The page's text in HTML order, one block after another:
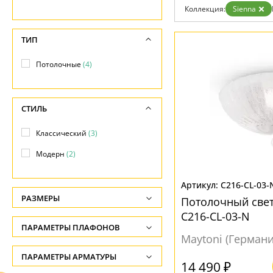
Возврат
Отзывы
Установка
Бренды
Коллекция: Sienna
C216-CL-03-
Потолочный
C216-CL-03-N
Maytoni
14 490 ₽
ТИП
Потолочные(4)
СТИЛЬ
Классический (3)
Модерн (2)
РАЗМЕРЫ
Высота, см
-
Диаметр, см
ПАРАМЕТРЫ ПЛАФОНОВ
ФОРМА ПЛАФОНА
ПАРАМЕТРЫ АРМАТУРЫ